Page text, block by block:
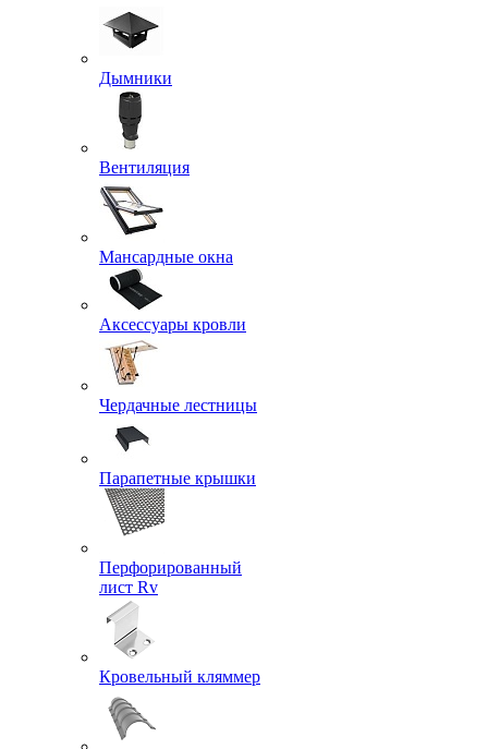
Дымники
Вентиляция
Мансардные окна
Аксессуары кровли
Чердачные лестницы
Парапетные крышки
Перфорированный
лист Rv
Кровельный кляммер